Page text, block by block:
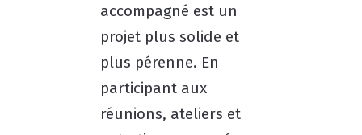
accompagné est un
projet plus solide et
plus pérenne. En
participant aux
réunions, ateliers et